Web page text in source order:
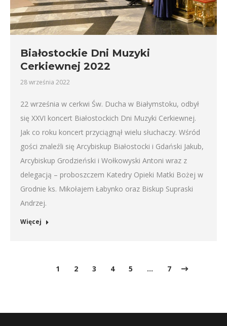
Białostockie Dni Muzyki
Cerkiewnej 2022
28 września 2022
22 września w cerkwi Św. Ducha w Białymstoku, odbył
się XXVI koncert Białostockich Dni Muzyki Cerkiewnej.
Jak co roku koncert przyciągnął wielu słuchaczy. Wśród
gości znaleźli się Arcybiskup Białostocki i Gdański Jakub,
Arcybiskup Grodzieński i Wołkowyski Antoni wraz z
delegacją – proboszczem Katedry Opieki Matki Bożej w
Grodnie ks. Mikołajem Łabynko oraz Biskup Supraski
Andrzej.
Więcej
1 2 3 4 5 … 7